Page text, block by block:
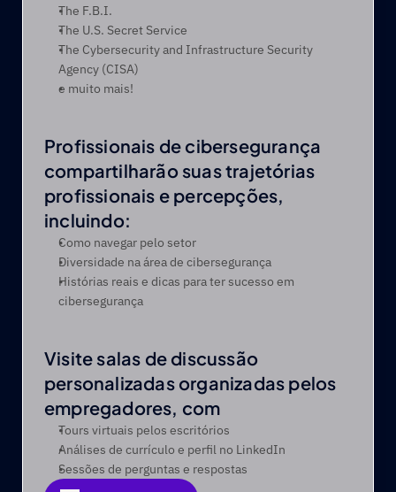
The F.B.I.
The U.S. Secret Service
The Cybersecurity and Infrastructure Security
Agency (CISA)
e muito mais!
Profissionais de cibersegurança
compartilharão suas trajetórias
profissionais e percepções,
incluindo:
Como navegar pelo setor
Diversidade na área de cibersegurança
Histórias reais e dicas para ter sucesso em
cibersegurança
Visite salas de discussão
personalizadas organizadas pelos
empregadores, com
Tours virtuais pelos escritórios
Análises de currículo e perfil no LinkedIn
Sessões de perguntas e respostas